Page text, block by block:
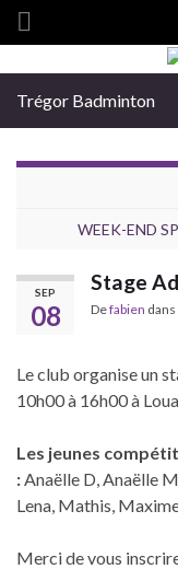
Search
Trégor Badminton
WEEK-END
SEP
08
Stage
Defabien
Le club organise un
10h00 à 16h00 à
Les jeunes
:Anaëlle D, Anaëlle
Lena, Mathis,
Merci de vous